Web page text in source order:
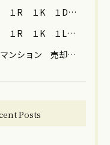
却 大阪 京都 神戸 東京 神奈川 名古屋 福岡
け 売却 贈与 大阪 京都 神戸 東京都内 川崎 横浜
ン 売却 築年数 ローン
Posts